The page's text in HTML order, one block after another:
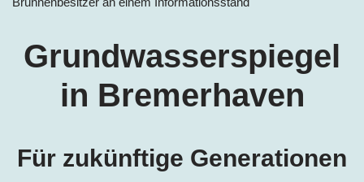
Grundwasserspiegel
in Bremerhaven
Für zukünftige Generationen